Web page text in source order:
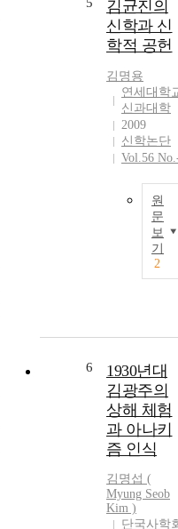
5
김균진의
신학과 신
학적 공헌
김명용
연세대학
신과대학
2009
신학논단
Vol.56
원
문
보
기
2
6
1930년대
김광주의
상해 체험
과 아나키
즘 인식
김명섭 (
Myung Seob
Kim )
단국사학